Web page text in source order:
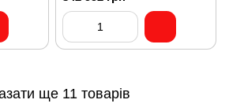
ще 11 товарів